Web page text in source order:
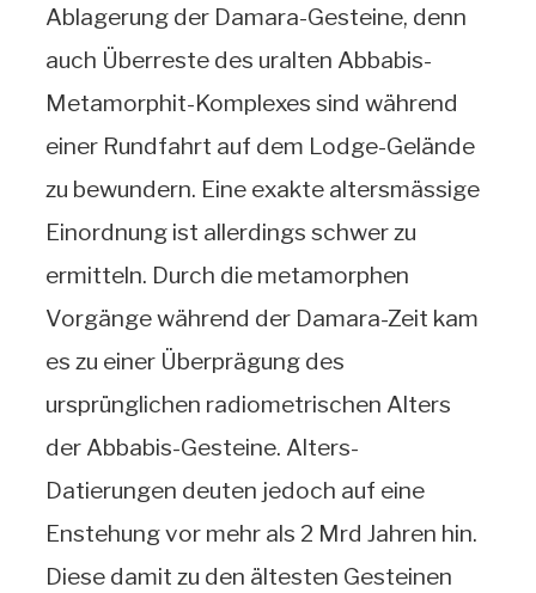
Ablagerung der Damara-Gesteine, denn
auch Überreste des uralten Abbabis-
Metamorphit-Komplexes sind während
einer Rundfahrt auf dem Lodge-Gelände
zu bewundern. Eine exakte altersmässige
Einordnung ist allerdings schwer zu
ermitteln. Durch die metamorphen
Vorgänge während der Damara-Zeit kam
es zu einer Überprägung des
ursprünglichen radiometrischen Alters
der Abbabis-Gesteine. Alters-
Datierungen deuten jedoch auf eine
Enstehung vor mehr als 2 Mrd Jahren hin.
Diese damit zu den ältesten Gesteinen